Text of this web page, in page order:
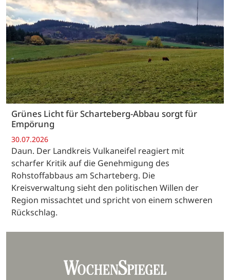
Grünes Licht für Scharteberg-Abbau sorgt für
Empörung
30.07.2026
Daun. Der Landkreis Vulkaneifel reagiert mit
scharfer Kritik auf die Genehmigung des
Rohstoffabbaus am Scharteberg. Die
Kreisverwaltung sieht den politischen Willen der
Region missachtet und spricht von einem schweren
Rückschlag.